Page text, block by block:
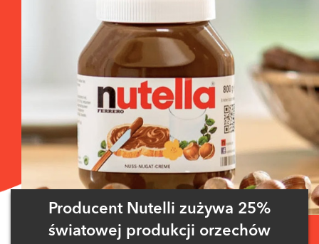
Producent Nutelli zużywa 25%
światowej produkcji orzechów